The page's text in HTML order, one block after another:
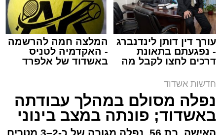
איחוד הצלה,
אירוע דרמטי הסתיים בנס רפואי באשדוד, לאחר
שגבר בן 56 התמוטט בביתו שבאחד הרחובות
ברובע י"א בעיר, כתוצאה מאירוע פתאומי שגרם
להפסקת פעילות ליבו.
עורך דין דותן לינדנברג
- נפגעתם בתאונת
דרכים לחצו לקבל מה
המלצה חמה להרשמה
- האקדמיה לטניס
באשדוד של אלפרד
חדשות אשדוד
נפלה מסולם במהלך עבודתה
באשדוד; פונתה במצב בינוני
האישה, בת 56, נפלה מגובה של כ-2–3 מטרים